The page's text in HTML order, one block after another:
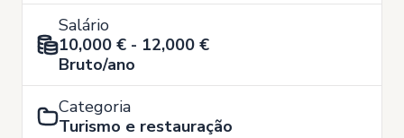
Salário
10,000 € - 12,000 €
Bruto/ano
Categoria
Turismo e restauração